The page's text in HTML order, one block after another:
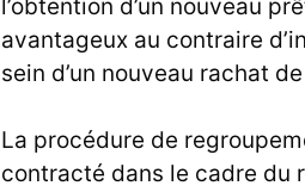
l’obtention d’un nouveau
avantageux au contraire
sein d’un nouveau rachat
La procédure de
contracté dans le cadre du